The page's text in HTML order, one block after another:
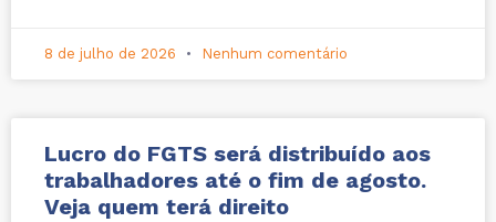
8 de julho de 2026 Nenhum comentário
Lucro do FGTS será distribuído aos
trabalhadores até o fim de agosto.
Veja quem terá direito